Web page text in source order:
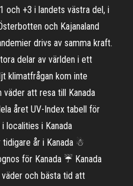
och +3 i landets västra del, i
och Kajanaland
drivs av samma kraft.
delar av världen i ett
klimatfrågan kom inte
att resa till Kanada
året UV-Index tabell för
localities i Kanada
tidigare år i Kanada ☃
för Kanada ☔ Kanada
och bästa tid att